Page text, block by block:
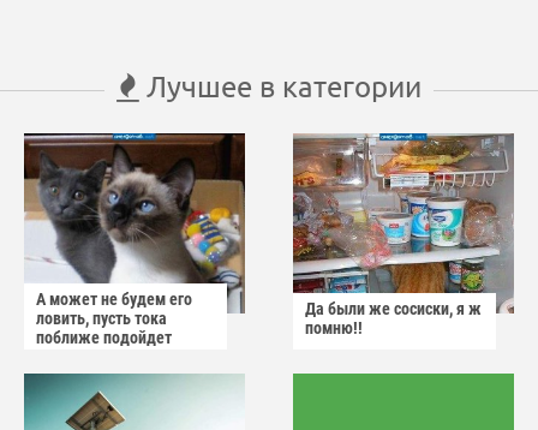
Лучшее в категории
А может не будем его
ловить, пусть тока
поближе подойдет
Да были же сосиски, я ж
помню!!